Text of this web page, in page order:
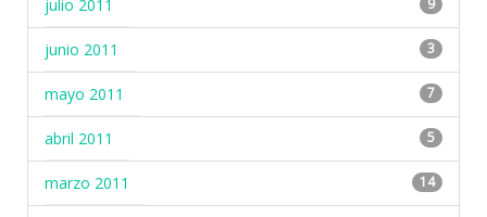
julio 2011 9
junio 2011 3
mayo 2011 7
abril 2011 5
marzo 2011 14